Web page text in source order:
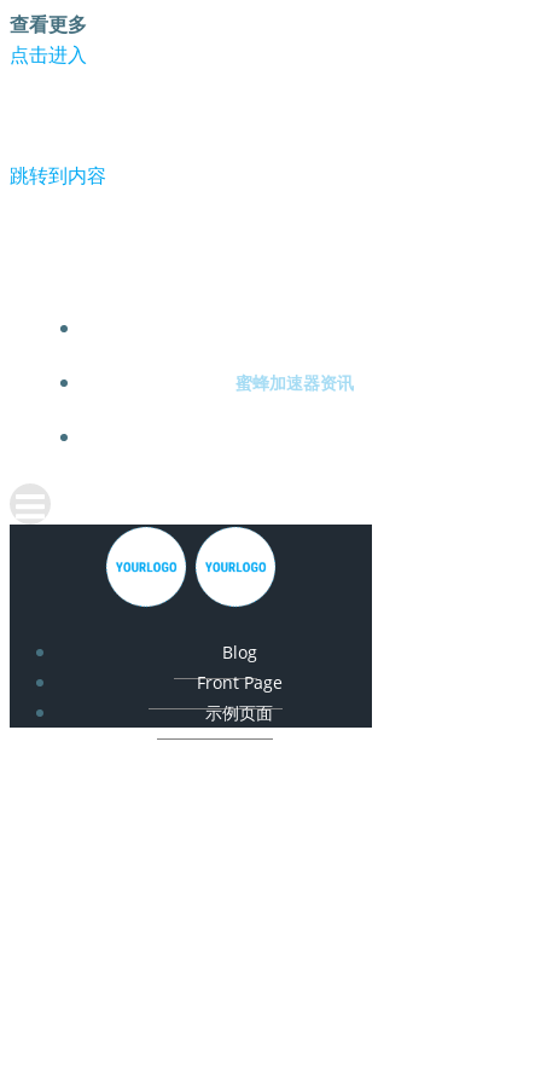
查看更多
点击进入
跳转到内容
蜜蜂加速器资讯
Blog
Front Page
示例页面